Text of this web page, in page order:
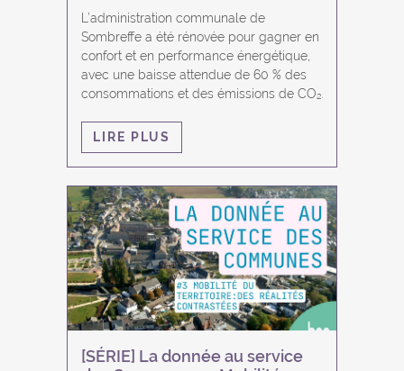
L’administration communale de
Sombreffe a été rénovée pour gagner en
confort et en performance énergétique,
avec une baisse attendue de 60 % des
consommations et des émissions de CO₂.
LIRE PLUS
[SÉRIE] La donnée au service